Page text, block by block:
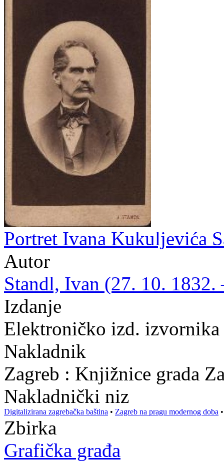
Portret Ivana Kukuljevića
Autor
Standl, Ivan (27. 10. 1832.
Izdanje
Elektroničko izd. izvornika
Nakladnik
Zagreb : Knjižnice grada
Nakladnički niz
Digitalizirana zagrebačka baština • Zagreb na pragu modernog doba
Zbirka
Grafička građa